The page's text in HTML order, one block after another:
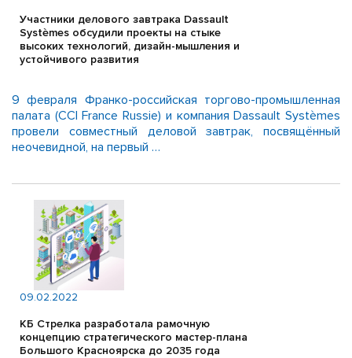
Участники делового завтрака Dassault
Systèmes обсудили проекты на стыке
высоких технологий, дизайн-мышления и
устойчивого развития
9 февраля Франко-российская торгово-промышленная
палата (CCI France Russie) и компания Dassault Systèmes
провели совместный деловой завтрак, посвящённый
неочевидной, на первый …
09.02.2022
КБ Стрелка разработала рамочную
концепцию стратегического мастер-плана
Большого Красноярска до 2035 года